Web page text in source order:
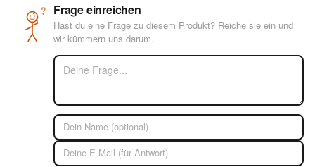
? Frage einreichen
Hast du eine Frage zu diesem Produkt? Reiche sie ein und
wir kümmern uns darum.